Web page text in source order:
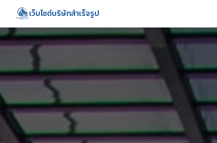
เว็บไซต์บริษัทสำเร็จรูป